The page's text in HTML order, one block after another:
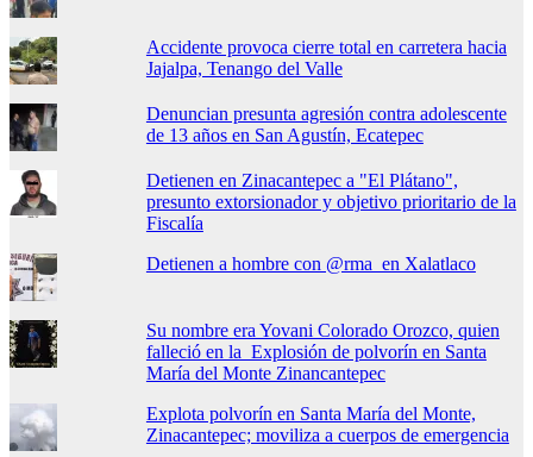
Accidente provoca cierre total en carretera hacia
Jajalpa, Tenango del Valle
Denuncian presunta agresión contra adolescente
de 13 años en San Agustín, Ecatepec
Detienen en Zinacantepec a "El Plátano",
presunto extorsionador y objetivo prioritario de la
Fiscalía
Detienen a hombre con @rma en Xalatlaco
Su nombre era Yovani Colorado Orozco, quien
falleció en la Explosión de polvorín en Santa
María del Monte Zinancantepec
Explota polvorín en Santa María del Monte,
Zinacantepec; moviliza a cuerpos de emergencia